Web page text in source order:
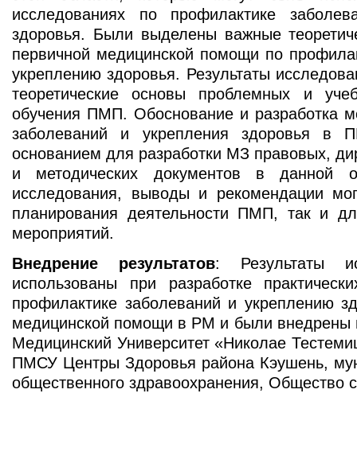
исследованиях по профилактике
здоровья. Были выделены важные
первичной медицинской помощи по
укреплению здоровья. Результаты
теоретические основы проблемных и
обучения ПМП. Обоснование и разработка
заболеваний и укрепления здоровья в
основанием для разработки МЗ правовых,
и методических документов в данной
исследования, выводы и рекомендации
планирования деятельности ПМП, так и
мероприятий.
Внедрение результатов: Результаты
использованы при разработке
профилактике заболеваний и укреплению
медицинской помощи в РМ и были внедрены
Медицинский Университет «Николае
ПМСУ Центры Здоровья района Кэушень,
общественного здравоохранения, Общество